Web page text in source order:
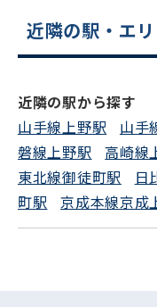
近隣の駅・エ
近隣の駅から探す
山手線上野駅
山手
磐線上野駅
高崎線
東北線御徒町駅
日
町駅
京成本線京成